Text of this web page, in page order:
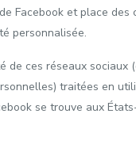
Facebook et place
personnalisée.
ces réseaux sociaux
traitées en
se trouve aux